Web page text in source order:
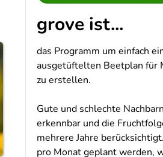
grove ist...
das Programm um einfach
ausgetüftelten Beetplan für
zu erstellen.
Gute und schlechte
erkennbar und die
mehrere Jahre
pro Monat geplant werden,